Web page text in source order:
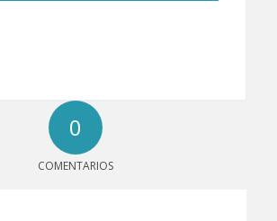
0
COMENTARIOS